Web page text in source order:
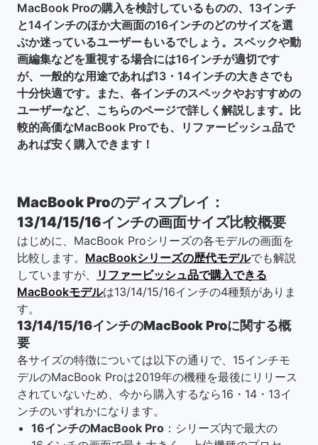
MacBook Proの購入を検討しているものの、13インチ
と14インチのほか大画面の16インチのどのサイズを選
ぶか迷っているユーザーもいるでしょう。スペックや動
画編集などを重視する場合には16インチが適切です
が、一般的な用途であれば13・14インチの大きさでも
十分快適です。また、各インチのスペックやおすすめの
ユーザーなど、こちらのページで詳しく解説します。比
較的高価なMacBook Proでも、リファービッシュ品で
あれば安く購入できます！
MacBook Proのディスプレイ：
13/14/15/16インチの画面サイズ比較概要
はじめに、MacBook Proシリーズの各モデルの画面を
比較します。 MacBookシリーズの歴代モデルでも解説
していますが、
リファービッシュ品で購入できる
MacBookモデルは13/14/15/16インチの4種類がありま
す。
13/14/15/16インチのMacBook Proに関する概
要
各サイズの特徴については以下の通りで、15インチモ
デルのMacBook Proは2019年の機種を最後にリリース
されていないため、今から購入するなら16・14・13イ
ンチのいずれかになります。
16インチのMacBook Pro ：シリーズ内で最大の